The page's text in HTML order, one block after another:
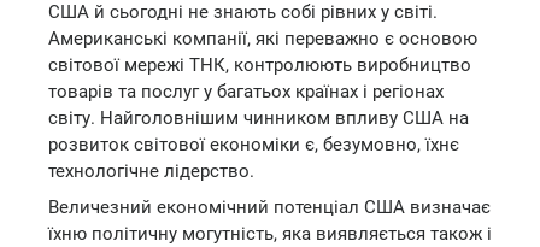
США й сьогодні не знають собі рівних у світі.
Американські компанії, які переважно є основою
світової мережі ТНК, контролюють виробництво
товарів та послуг у багатьох країнах і регіонах
світу. Найголовнішим чинником впливу США на
розвиток світової економіки є, безумовно, їхнє
технологічне лідерство.
Величезний економічний потенціал США визначає
їхню політичну могутність, яка виявляється також і